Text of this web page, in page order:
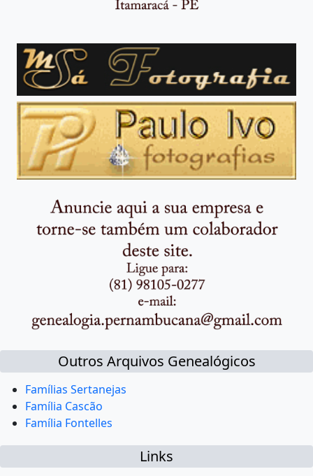
Outros Arquivos Genealógicos
Famílias Sertanejas
Família Cascão
Família Fontelles
Links